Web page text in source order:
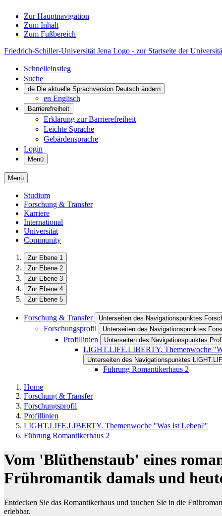
Zur Hauptnavigation
Zum Inhalt
Zum Fußbereich
Friedrich-Schiller-Universität Jena Logo - zur Startseite der
Schnelleinstieg
Suche
de Die aktuelle Sprachversion Deutsch ändern
en Englisch
Barrierefreiheit
Erklärung zur Barrierefreiheit
Leichte Sprache
Gebärdensprache
Login
Menü
Menü
Studium
Forschung & Transfer
Karriere
International
Universität
Community
Zur Ebene 1
Zur Ebene 2
Zur Ebene 3
Zur Ebene 4
Zur Ebene 5
Forschung & Transfer Unterseiten des Navigationspunktes
Forschungsprofil Unterseiten des Navigationspunktes
Profillinien Unterseiten des Navigationspunktes
LIGHT.LIFE.LIBERTY. Themenwoche
Unterseiten des Navigationspunktes
Führung Romantikerhaus 2
Home
Forschung & Transfer
Forschungsprofil
Profillinien
LIGHT.LIFE.LIBERTY. Themenwoche "Was ist Leben?"
Führung Romantikerhaus 2
Vom 'Blüthenstaub' eines
Frühromantik damals und
Entdecken Sie das Romantikerhaus und tauchen Sie in die
erlebbar.